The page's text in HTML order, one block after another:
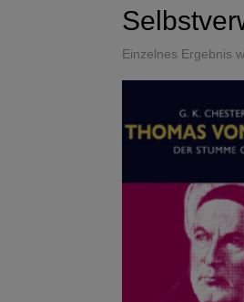
Einzelnes Ergebnis